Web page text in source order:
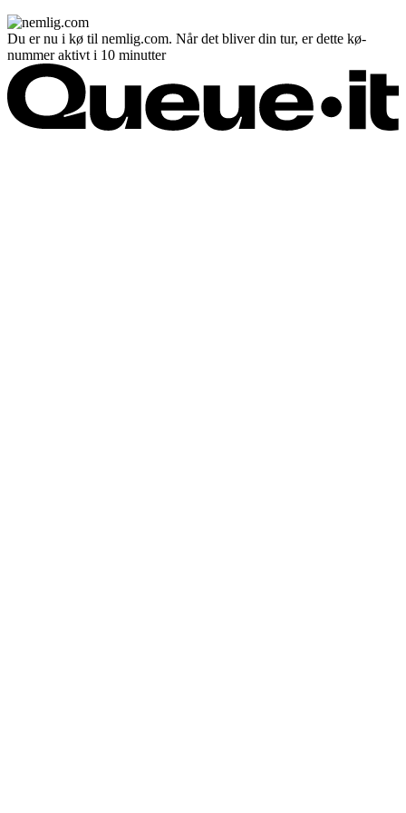
Du er nu i kø til nemlig.com. Når det bliver din tur, er dette kø-
nummer aktivt i 10 minutter